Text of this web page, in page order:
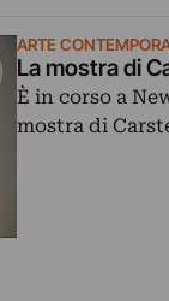
ARTE
La mostra di
È in corso a
mostra di